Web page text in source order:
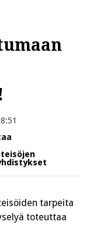
tarpeita
toteuttaa